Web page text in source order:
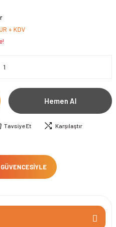
+ KDV
Hemen Al
Tavsiye Et Karşılaştır